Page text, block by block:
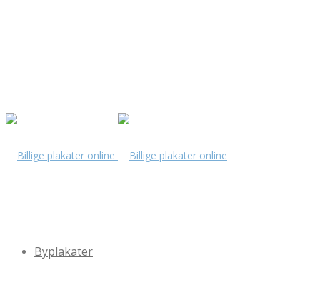
Byplakater